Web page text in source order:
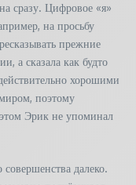
сразу. Цифровое «я»
на просьбу
прежние
а сказала как будто
хорошими
поэтому
Эрик не упоминал
совершенства далеко.